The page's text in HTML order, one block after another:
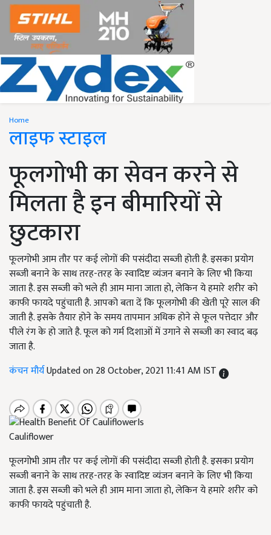
Home
लाइफ स्टाइल
फूलगोभी का सेवन करने से
मिलता है इन बीमारियों से
छुटकारा
फूलगोभी आम तौर पर कई लोगों की पसंदीदा सब्जी होती है. इसका प्रयोग
सब्जी बनाने के साथ तरह-तरह के स्वादिष्ट व्यंजन बनाने के लिए भी किया
जाता है. इस सब्जी को भले ही आम माना जाता हो, लेकिन ये हमारे शरीर को
काफी फायदे पहुंचाती है. आपको बता दें कि फूलगोभी की खेती पूरे साल की
जाती है. इसके तैयार होने के समय तापमान अधिक होने से फूल पत्तेदार और
पीले रंग के हो जाते है. फूल को गर्म दिशाओं में उगाने से सब्जी का स्वाद बढ़
जाता है.
कंचन मौर्यUpdated on 28 October, 2021 11:41 AM IST
Cauliflower
फूलगोभी आम तौर पर कई लोगों की पसंदीदा सब्जी होती है. इसका प्रयोग
सब्जी बनाने के साथ तरह-तरह के स्वादिष्ट व्यंजन बनाने के लिए भी किया
जाता है. इस सब्जी को भले ही आम माना जाता हो, लेकिन ये हमारे शरीर को
काफी फायदे पहुंचाती है.